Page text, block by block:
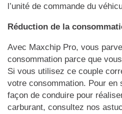
l’unité de commande du
Réduction de la
Avec Maxchip Pro, vous
consommation parce que
Si vous utilisez ce couple
votre consommation. Pour en
façon de conduire pour
carburant, consultez nos